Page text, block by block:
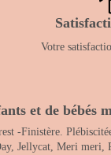
Votre
et de bébés
-Finistère.
Jellycat, Meri